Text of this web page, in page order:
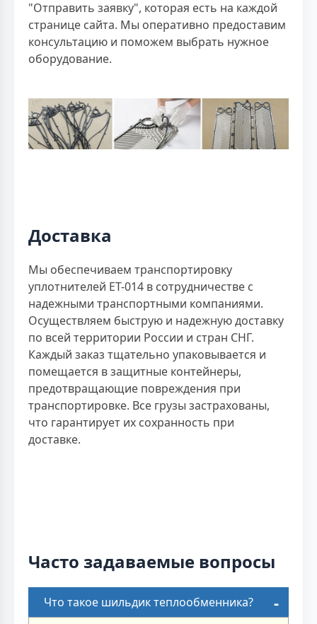
"Отправить заявку", которая есть на каждой
странице сайта. Мы оперативно предоставим
консультацию и поможем выбрать нужное
оборудование.
Доставка
Мы обеспечиваем транспортировку
уплотнителей ЕТ-014 в сотрудничестве с
надежными транспортными компаниями.
Осуществляем быструю и надежную доставку
по всей территории России и стран СНГ.
Каждый заказ тщательно упаковывается и
помещается в защитные контейнеры,
предотвращающие повреждения при
транспортировке. Все грузы застрахованы,
что гарантирует их сохранность при
доставке.
Часто задаваемые вопросы
Что такое шильдик теплообменника?